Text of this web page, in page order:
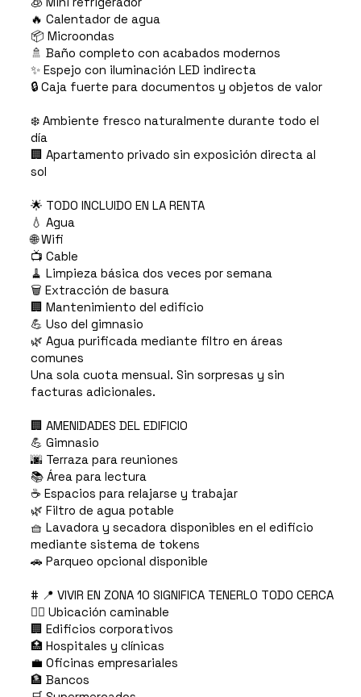
🔥 Calentador de agua
📦 Microondas
🚿 Baño completo con acabados modernos
✨ Espejo con iluminación LED indirecta
🔒 Caja fuerte para documentos y objetos de valor
❄️ Ambiente fresco naturalmente durante todo el
día
🏢 Apartamento privado sin exposición directa al
sol
🌟 TODO INCLUIDO EN LA RENTA
💧 Agua
🌐 Wifi
📺 Cable
🧹 Limpieza básica dos veces por semana
🗑️ Extracción de basura
🏢 Mantenimiento del edificio
💪 Uso del gimnasio
🌿 Agua purificada mediante filtro en áreas
comunes
Una sola cuota mensual. Sin sorpresas y sin
facturas adicionales.
🏢 AMENIDADES DEL EDIFICIO
💪 Gimnasio
🌆 Terraza para reuniones
📚 Área para lectura
☕ Espacios para relajarse y trabajar
🌿 Filtro de agua potable
🧺 Lavadora y secadora disponibles en el edificio
mediante sistema de tokens
🚗 Parqueo opcional disponible
# 📍 VIVIR EN ZONA 10 SIGNIFICA TENERLO TODO CERCA
🚶‍♂️ Ubicación caminable
🏢 Edificios corporativos
🏥 Hospitales y clínicas
💼 Oficinas empresariales
🏦 Bancos